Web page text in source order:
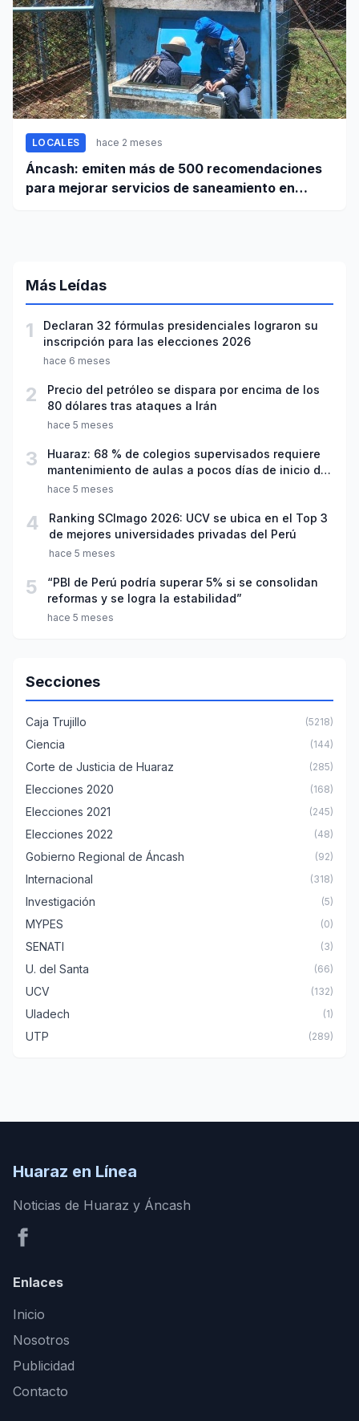
LOCALES hace 2 meses
Áncash: emiten más de 500 recomendaciones
para mejorar servicios de saneamiento en
Más Leídas
1
Declaran 32 fórmulas presidenciales lograron su
inscripción para las elecciones 2026
hace 6 meses
2
Precio del petróleo se dispara por encima de los
80 dólares tras ataques a Irán
hace 5 meses
3
Huaraz: 68 % de colegios supervisados requiere
mantenimiento de aulas a pocos días de inicio del
año escolar 2026
hace 5 meses
4
Ranking SCImago 2026: UCV se ubica en el Top 3
de mejores universidades privadas del Perú
hace 5 meses
5
“PBI de Perú podría superar 5% si se consolidan
reformas y se logra la estabilidad”
hace 5 meses
Secciones
Caja Trujillo (5218)
Ciencia (144)
Corte de Justicia de Huaraz (285)
Elecciones 2020 (168)
Elecciones 2021 (245)
Elecciones 2022 (48)
Gobierno Regional de Áncash (92)
Internacional (318)
Investigación (5)
MYPES (0)
SENATI (3)
U. del Santa (66)
UCV (132)
Uladech (1)
UTP (289)
Huaraz en Línea
Noticias de Huaraz y Áncash
Enlaces
Inicio
Nosotros
Publicidad
Contacto